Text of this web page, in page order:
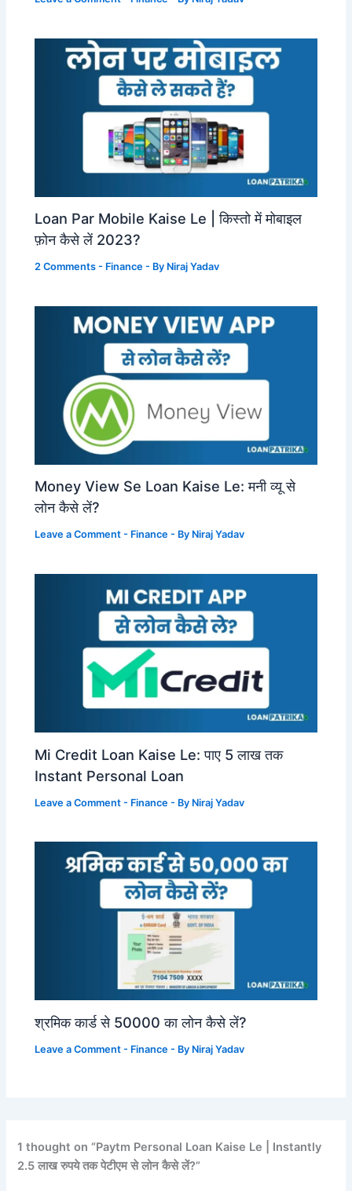
Loan Par Mobile Kaise Le | किस्तो में मोबाइल
फ़ोन कैसे लें 2023?
2 Comments - Finance - By Niraj Yadav
Money View Se Loan Kaise Le: मनी व्यू से
लोन कैसे लें?
Leave a Comment - Finance - By Niraj Yadav
Mi Credit Loan Kaise Le: पाए 5 लाख तक
Instant Personal Loan
Leave a Comment - Finance - By Niraj Yadav
श्रमिक कार्ड से 50000 का लोन कैसे लें?
Leave a Comment - Finance - By Niraj Yadav
1 thought on “Paytm Personal Loan Kaise Le | Instantly
2.5 लाख रुपये तक पेटीएम से लोन कैसे लें?”